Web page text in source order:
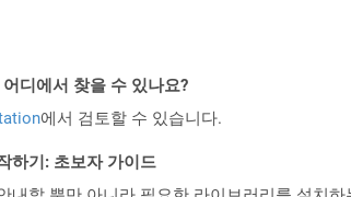
디에서 찾을 수 있나요?
에서 검토할 수 있습니다.
하기: 초보자 가이드